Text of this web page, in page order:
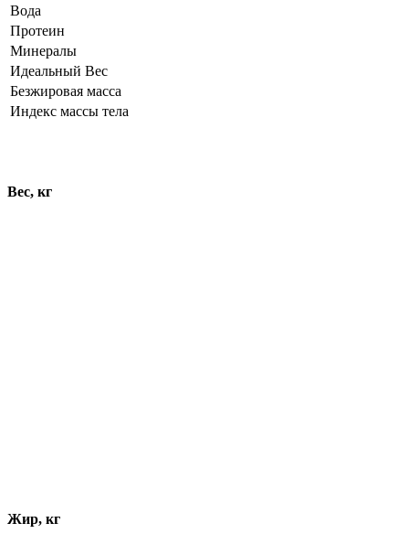
Вода
Протеин
Минералы
Идеальный Вес
Безжировая масса
Индекс массы тела
Вес, кг
Жир, кг